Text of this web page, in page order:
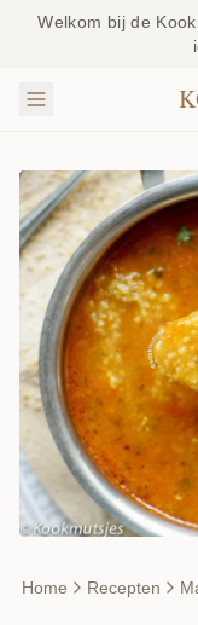
Welkom bij de
Home Recepten